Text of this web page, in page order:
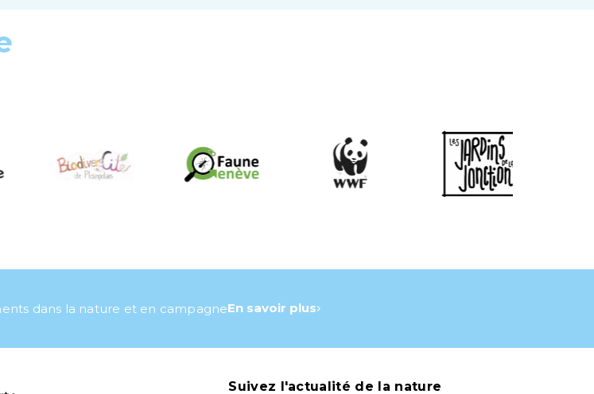
dans la nature et en campagneEn savoir plus
Suivez l'actualité de la nature